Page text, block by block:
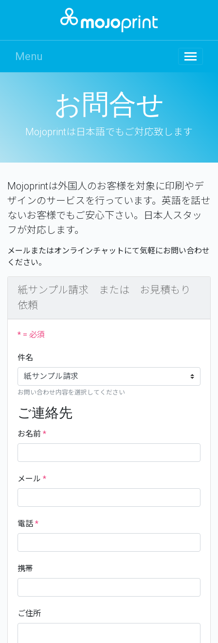
Menu
お問合せ
Mojoprintは日本語でもご対応致します
Mojoprintは外国人のお客様を対象に印刷やデ
ザインのサービスを行っています。英語を話せ
ないお客様でもご安心下さい。日本人スタッ
フが対応します。
メールまたはオンラインチャットにて気軽にお問い合わせ
ください。
紙サンプル請求 または お見積もり
依頼
* = 必須
件名
お問い合わせ内容を選択してください
ご連絡先
お名前 *
メール *
電話 *
携帯
ご住所